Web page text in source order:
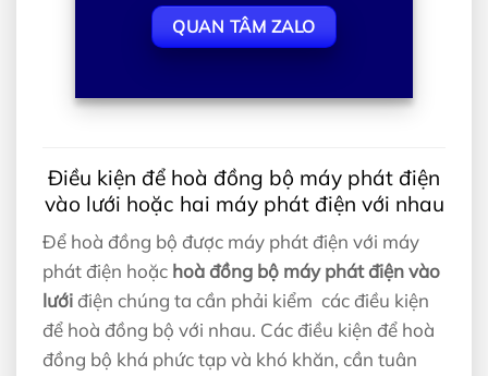
QUAN TÂM ZALO
Điều kiện để hoà đồng bộ máy phát điện
vào lưới hoặc hai máy phát điện với nhau
Để hoà đồng bộ được máy phát điện với máy
phát điện hoặc hoà đồng bộ máy phát điện vào
lướiđiện chúng ta cần phải kiểm các điều kiện
để hoà đồng bộ với nhau. Các điều kiện để hoà
đồng bộ khá phức tạp và khó khăn, cần tuân